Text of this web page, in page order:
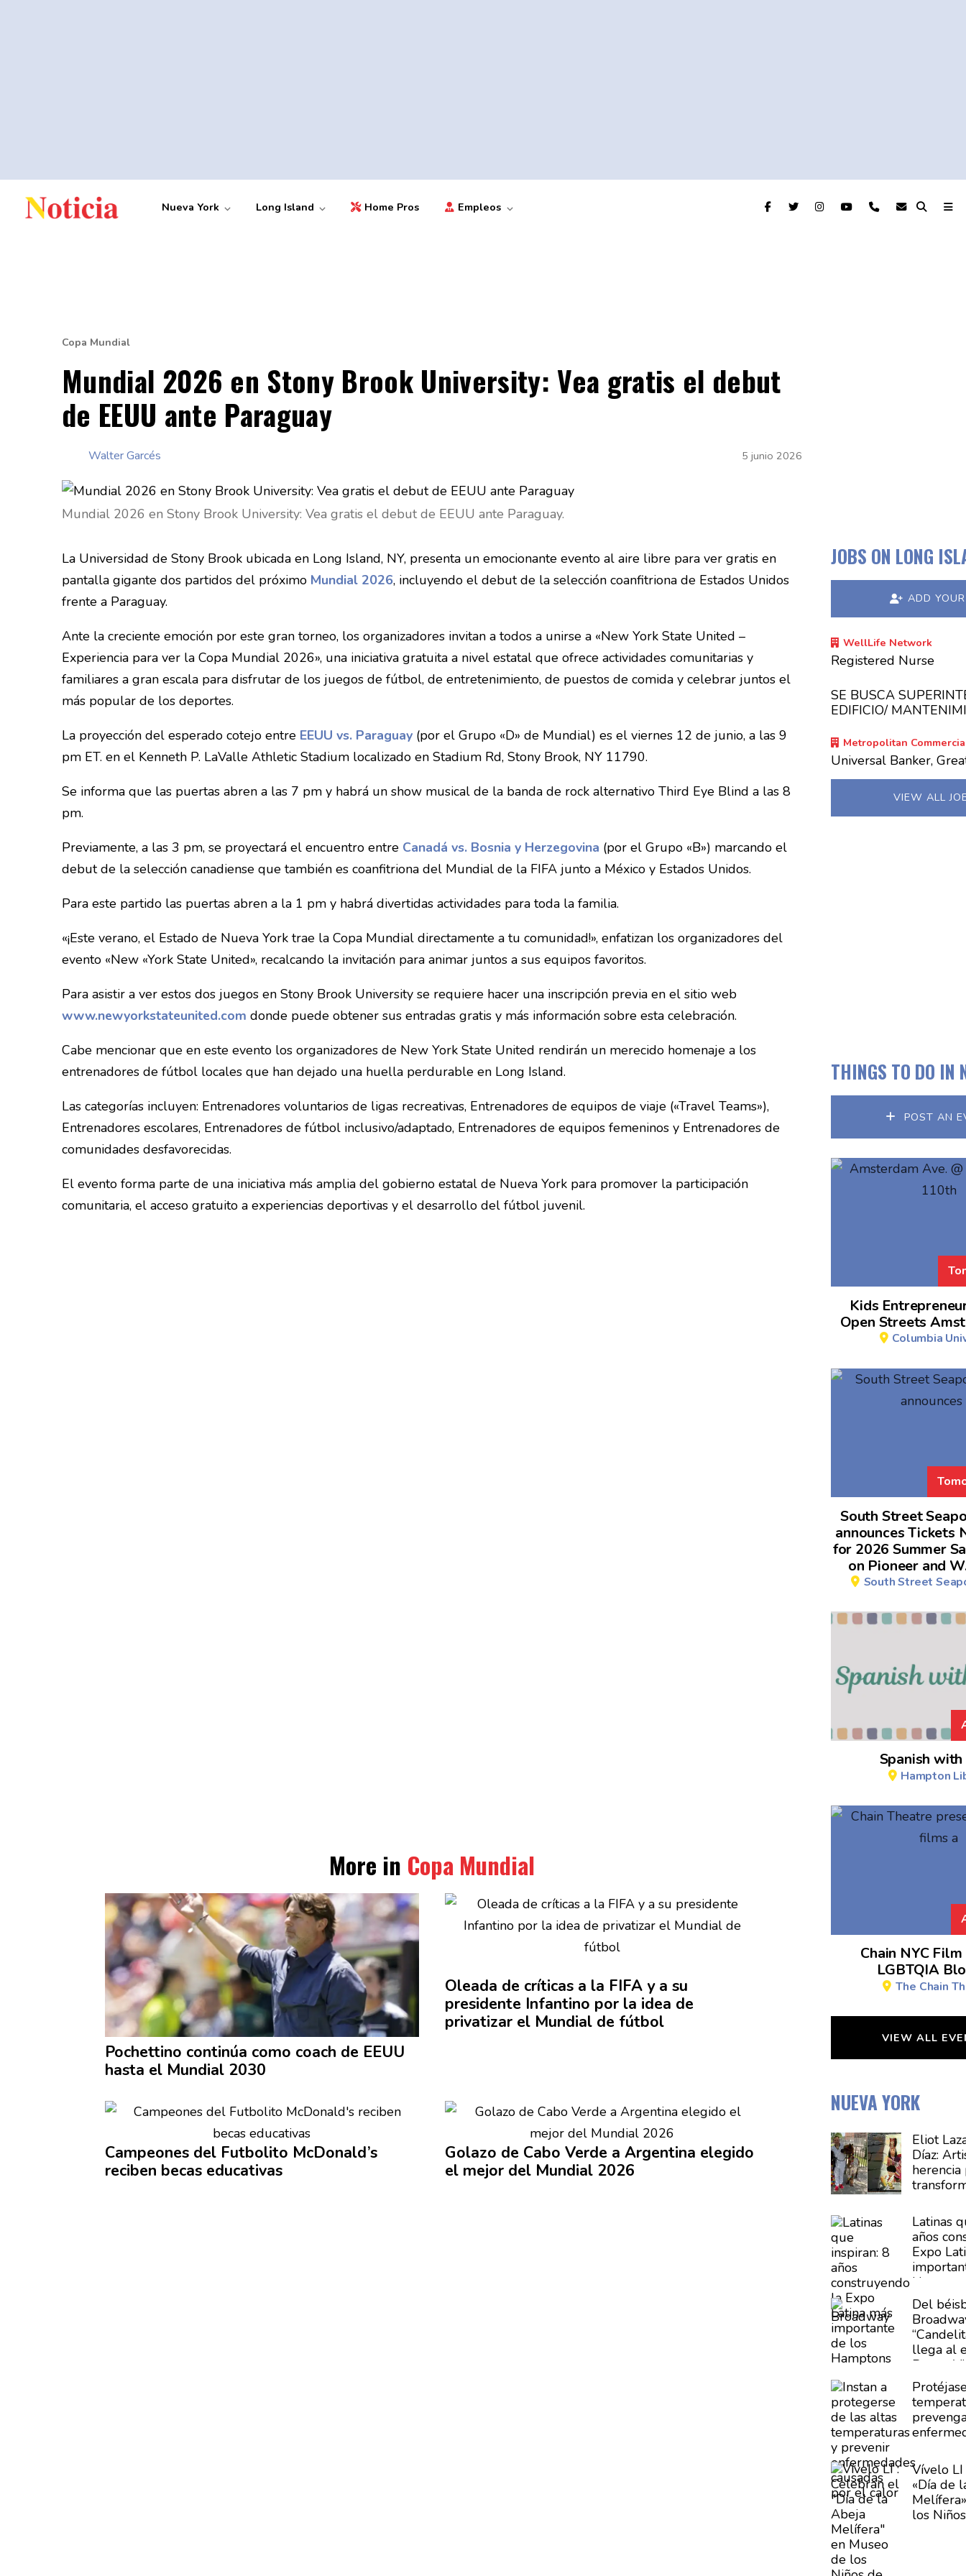
Nueva York Long Island Home Pros Empleos
Copa Mundial
Mundial 2026 en Stony Brook University: Vea gratis el debut
de EEUU ante Paraguay
Walter Garcés 5 junio 2026
Mundial 2026 en Stony Brook University: Vea gratis el debut de EEUU ante Paraguay.
La Universidad de Stony Brook ubicada en Long Island, NY, presenta un emocionante evento al aire libre para ver gratis en
pantalla gigante dos partidos del próximo Mundial 2026, incluyendo el debut de la selección coanfitriona de Estados Unidos
frente a Paraguay.
Ante la creciente emoción por este gran torneo, los organizadores invitan a todos a unirse a «New York State United –
Experiencia para ver la Copa Mundial 2026», una iniciativa gratuita a nivel estatal que ofrece actividades comunitarias y
familiares a gran escala para disfrutar de los juegos de fútbol, de entretenimiento, de puestos de comida y celebrar juntos el
más popular de los deportes.
La proyección del esperado cotejo entre EEUU vs. Paraguay (por el Grupo «D» de Mundial) es el viernes 12 de junio, a las 9
pm ET. en el Kenneth P. LaValle Athletic Stadium localizado en Stadium Rd, Stony Brook, NY 11790.
Se informa que las puertas abren a las 7 pm y habrá un show musical de la banda de rock alternativo Third Eye Blind a las 8
pm.
Previamente, a las 3 pm, se proyectará el encuentro entre Canadá vs. Bosnia y Herzegovina (por el Grupo «B») marcando el
debut de la selección canadiense que también es coanfitriona del Mundial de la FIFA junto a México y Estados Unidos.
Para este partido las puertas abren a la 1 pm y habrá divertidas actividades para toda la familia.
«¡Este verano, el Estado de Nueva York trae la Copa Mundial directamente a tu comunidad!», enfatizan los organizadores del
evento «New «York State United», recalcando la invitación para animar juntos a sus equipos favoritos.
Para asistir a ver estos dos juegos en Stony Brook University se requiere hacer una inscripción previa en el sitio web
www.newyorkstateunited.com donde puede obtener sus entradas gratis y más información sobre esta celebración.
Cabe mencionar que en este evento los organizadores de New York State United rendirán un merecido homenaje a los
entrenadores de fútbol locales que han dejado una huella perdurable en Long Island.
Las categorías incluyen: Entrenadores voluntarios de ligas recreativas, Entrenadores de equipos de viaje («Travel Teams»),
Entrenadores escolares, Entrenadores de fútbol inclusivo/adaptado, Entrenadores de equipos femeninos y Entrenadores de
comunidades desfavorecidas.
El evento forma parte de una iniciativa más amplia del gobierno estatal de Nueva York para promover la participación
comunitaria, el acceso gratuito a experiencias deportivas y el desarrollo del fútbol juvenil.
More in Copa Mundial
Pochettino continúa como coach de EEUU
hasta el Mundial 2030
Oleada de críticas a la FIFA y a su
presidente Infantino por la idea de
privatizar el Mundial de fútbol
Campeones del Futbolito McDonald’s
reciben becas educativas
Golazo de Cabo Verde a Argentina elegido
el mejor del Mundial 2026
JOBS ON LONG
ADD
WellLife Network
Registered Nurse
SE BUSCA
EDIFICIO/
Metropolitan
Universal Banker,
VIEW ALL
THINGS TO DO IN
POST AN
Kids
Open Streets
Columbia
South Street
announces Tickets
for 2026 Summer
on Pioneer and
South Street
Spanish with
Hampton
Chain NYC
LGBTQIA
The Chain
VIEW ALL
NUEVA YORK
Eliot
Díaz:
herencia
del arte
cultural
Latinas
años
Expo
Del
llega al
Buena
Club
Vívelo
«Día de
Melífera»
los Niños